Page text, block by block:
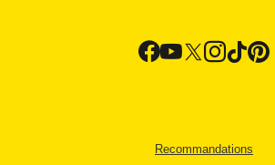
Recommandations